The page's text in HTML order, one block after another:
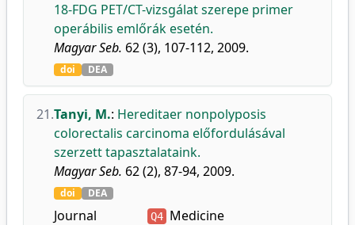
18-FDG PET/CT-vizsgálat szerepe primer
operábilis emlőrák esetén.
Magyar Seb. 62 (3), 107-112, 2009.
doi DEA
21.Tanyi, M.: Hereditaer nonpolyposis
colorectalis carcinoma előfordulásával
szerzett tapasztalataink.
Magyar Seb. 62 (2), 87-94, 2009.
doi DEA
Journal
Q4 Medicine